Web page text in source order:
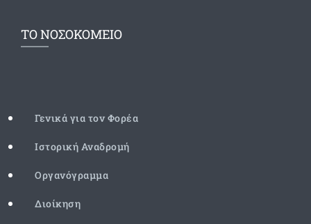
ΤΟ ΝΟΣΟΚΟΜΕΙΟ
Γενικά για τον Φορέα
Ιστορική Αναδρομή
Οργανόγραμμα
Διοίκηση